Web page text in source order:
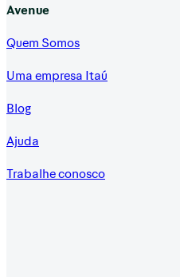
Avenue
Quem Somos
Uma empresa Itaú
Blog
Ajuda
Trabalhe conosco